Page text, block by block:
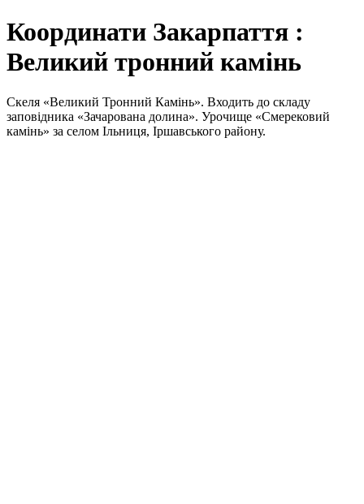
Координати Закарпаття :
Великий тронний камінь
Скеля «Великий Тронний Камінь». Входить до складу
заповідника «Зачарована долина». Урочище «Смерековий
камінь» за селом Ільниця, Іршавського району.